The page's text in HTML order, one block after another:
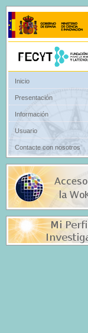
Inicio
Presentación
Información
Usuario
Contacte con nosotros